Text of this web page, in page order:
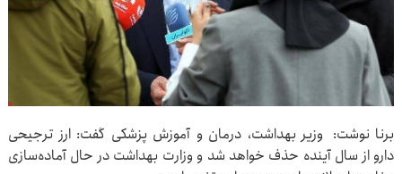
برنا نوشت: وزیر بهداشت، درمان و آموزش پزشکی گفت: ارز ترجیحی
دارو از سال آینده حذف خواهد شد و وزارت بهداشت در حال آماده‌سازی